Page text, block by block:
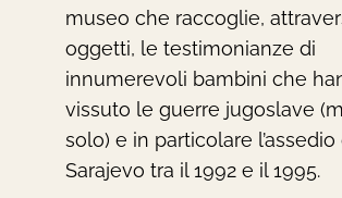
museo che raccoglie,
oggetti, le testimonianze di
innumerevoli bambini che
vissuto le guerre jugoslave
solo) e in particolare l’assedio
Sarajevo tra il 1992 e il 1995.